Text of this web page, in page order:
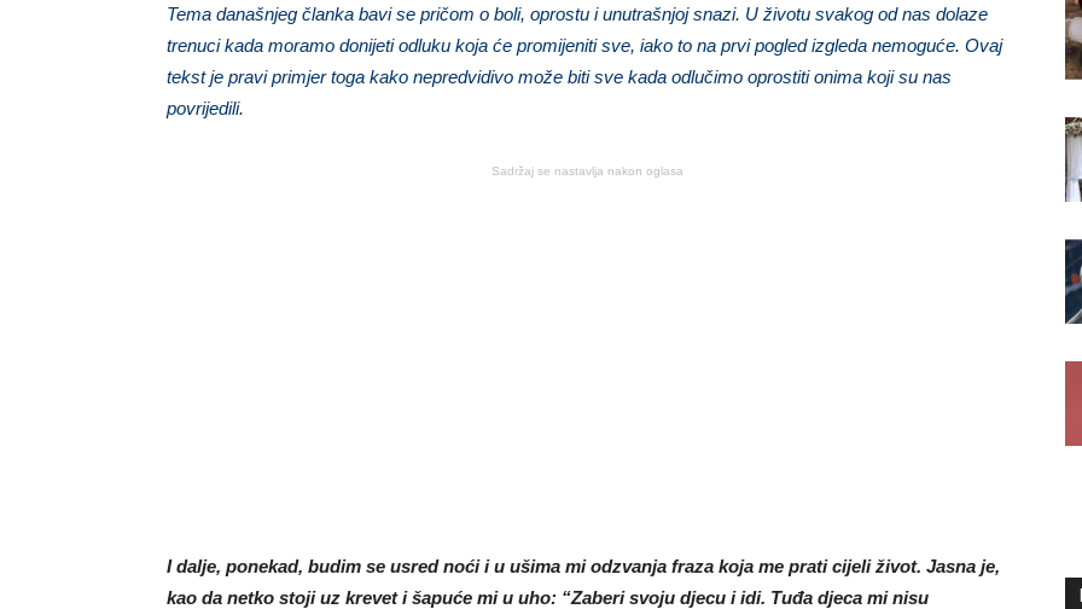
Tema današnjeg članka bavi se pričom o boli, oprostu i unutrašnjoj snazi. U životu svakog od nas dolaze
trenuci kada moramo donijeti odluku koja će promijeniti sve, iako to na prvi pogled izgleda nemoguće. Ovaj
tekst je pravi primjer toga kako nepredvidivo može biti sve kada odlučimo oprostiti onima koji su nas
povrijedili.
Sadržaj se nastavlja nakon oglasa
I dalje, ponekad, budim se usred noći i u ušima mi odzvanja fraza koja me prati cijeli život. Jasna je,
kao da netko stoji uz krevet i šapuće mi u uho: “Zaberi svoju djecu i idi. Tuđa djeca mi nisu